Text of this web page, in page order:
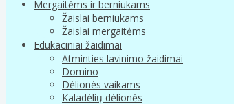
Mergaitėms ir berniukams
Žaislai berniukams
Žaislai mergaitėms
Edukaciniai žaidimai
Atminties lavinimo žaidimai
Domino
Dėlionės vaikams
Kaladėlių dėlionės